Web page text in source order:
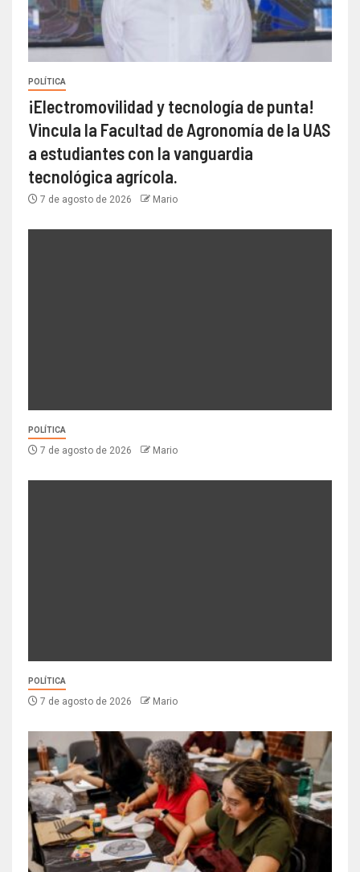
POLÍTICA
¡Electromovilidad y tecnología de punta!
Vincula la Facultad de Agronomía de la UAS
a estudiantes con la vanguardia
tecnológica agrícola.
7 de agosto de 2026 Mario
POLÍTICA
7 de agosto de 2026 Mario
POLÍTICA
7 de agosto de 2026 Mario